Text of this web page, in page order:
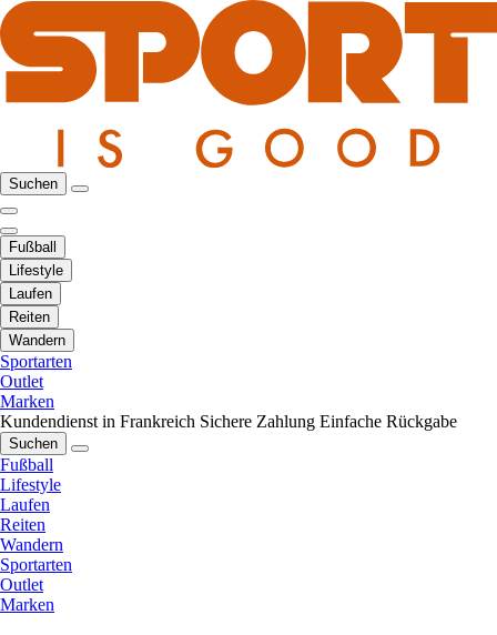
Suchen
Fußball
Lifestyle
Laufen
Reiten
Wandern
Sportarten
Outlet
Marken
Kundendienst in Frankreich Sichere Zahlung Einfache Rückgabe
Suchen
Fußball
Lifestyle
Laufen
Reiten
Wandern
Sportarten
Outlet
Marken